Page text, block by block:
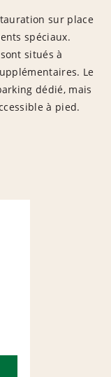
sur place
spéciaux.
situés à
Le
dédié, mais
à pied.